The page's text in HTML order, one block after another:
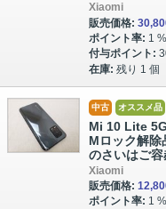
Xiaomi
販売価格:
ポイント率: 1 %
付与ポイント:
在庫: 残り 1 個
中古 オススメ品
Mi 10 Lite
Mロック解除
のさいはご容
Xiaomi
販売価格:
ポイント率: 1 %